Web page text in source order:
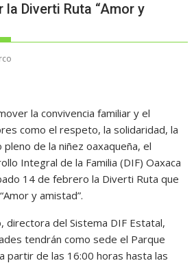
Diverti Ruta “Amor y
la convivencia familiar y el
como el respeto, la solidaridad, la
de la niñez oaxaqueña, el
Integral de la Familia (DIF) Oaxaca
14 de febrero la Diverti Ruta que
y amistad”.
directora del Sistema DIF Estatal,
tendrán como sede el Parque
partir de las 16:00 horas hasta las